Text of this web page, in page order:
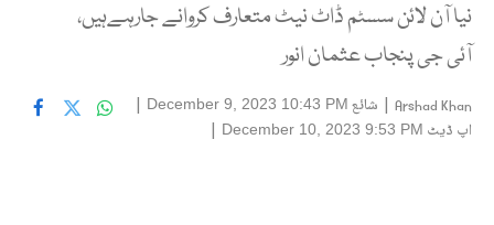
نیا آن لائن سسٹم ڈاٹ نیٹ متعارف کروانے جارہےہیں،
آئی جی پنجاب عثمان انور
Arshad Khan
| شائع December 9, 2023 10:43 PM
|
اپ ڈیٹ December 10, 2023 9:53 PM
|